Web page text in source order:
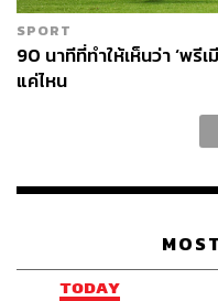
ตัดสินใจอำลาตำแหน่งผู้อ
และมีการประกาศเอาไว้
ที่ลิเวอร์พูลอีก
แต่จากสถานการณ์ระส่ำ
ในขณะที่ตำแหน่งผู้อำนวย
ฤดูร้อน ได้ขออำลาตำแห
ตลาดฤดูหนาวที่ผ่านมา
SPORT
90 นาทีที่ทำให้เห็นว่า ‘พรี
แค่ไหน
TODAY